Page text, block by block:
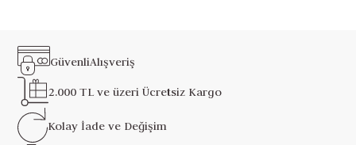
GüvenliAlışveriş
2.000 TL ve üzeriÜcretsiz Kargo
Kolay İade ve Değişim